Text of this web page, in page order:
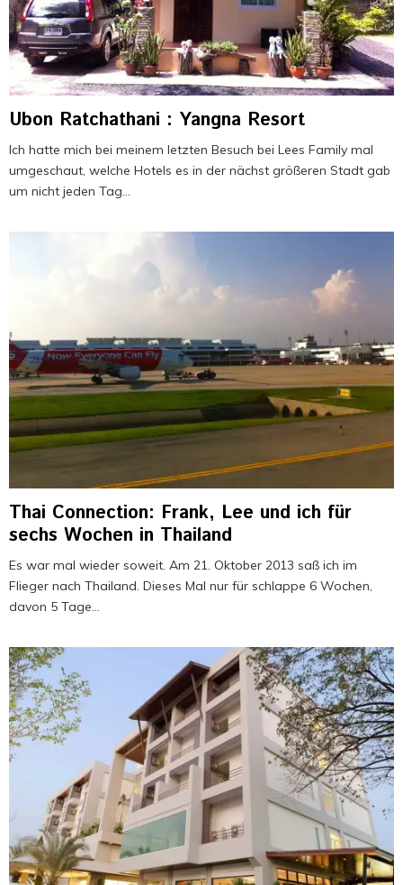
Ubon Ratchathani : Yangna Resort
Ich hatte mich bei meinem letzten Besuch bei Lees Family mal
umgeschaut, welche Hotels es in der nächst größeren Stadt gab
um nicht jeden Tag...
Thai Connection: Frank, Lee und ich für
sechs Wochen in Thailand
Es war mal wieder soweit. Am 21. Oktober 2013 saß ich im
Flieger nach Thailand. Dieses Mal nur für schlappe 6 Wochen,
davon 5 Tage...